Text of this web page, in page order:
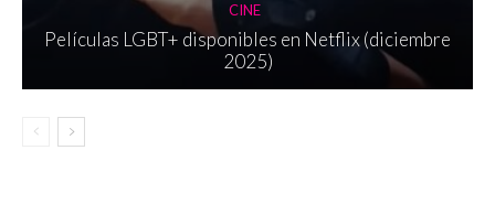
CINE
Películas LGBT+ disponibles en Netflix (diciembre
2025)